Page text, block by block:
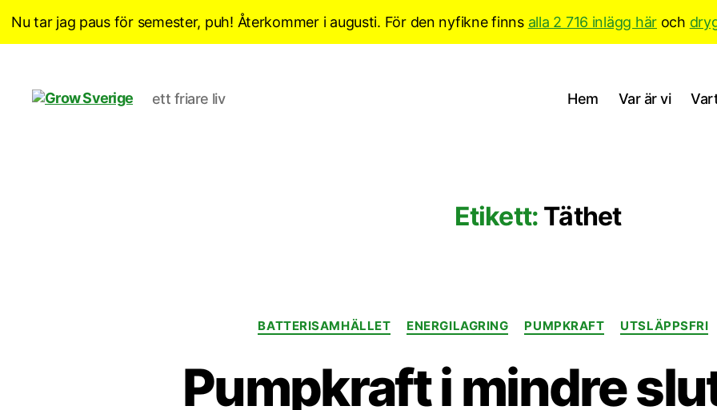
Nu tar jag paus för semester, puh! Återkommer i augusti. För den nyfikne finns alla 2 716 inlägg här och
ett friare liv Hem Var är vi
Etikett: Täthet
Kategorier
BATTERISAMHÄLLET ENERGILAGRING PUMPKRAFT UTSLÄPPSFRI
Pumpkraft i mindre